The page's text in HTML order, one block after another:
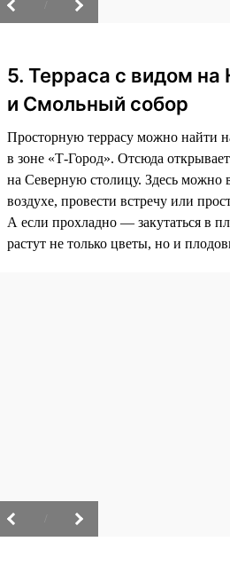
5. Терраса с видом на
и Смольный собор
Просторную террасу можно найти
в зоне «Т-Город». Отсюда
на Северную столицу. Здесь можно
воздухе, провести встречу или
А если прохладно — закутаться в
растут не только цветы, но и